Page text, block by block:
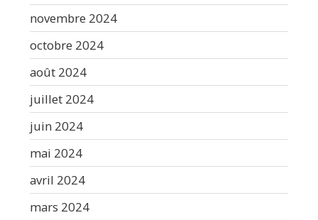
novembre 2024
octobre 2024
août 2024
juillet 2024
juin 2024
mai 2024
avril 2024
mars 2024